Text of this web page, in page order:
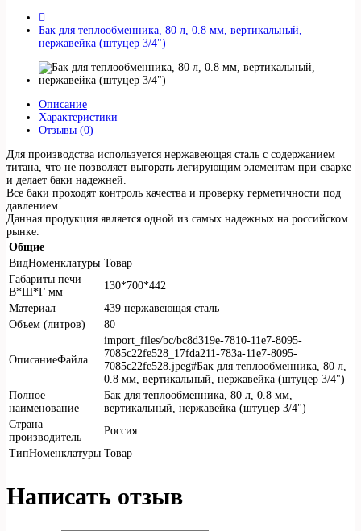
Бак для теплообменника, 80 л, 0.8 мм, вертикальный,
нержавейка (штуцер 3/4")
Описание
Характеристики
Отзывы (0)
Для производства используется нержавеющая сталь с содержанием
титана, что не позволяет выгорать легирующим элементам при сварке
и делает баки надежней.
Все баки проходят контроль качества и проверку герметичности под
давлением.
Данная продукция является одной из самых надежных на российском
рынке.
Общие
ВидНоменклатуры Товар
Габариты печи
В*Ш*Г мм
130*700*442
Материал
439 нержавеющая сталь
Объем (литров)
80
ОписаниеФайла
import_files/bc/bc8d319e-7810-11e7-8095-
7085c22fe528_17fda211-783a-11e7-8095-
7085c22fe528.jpeg#Бак для теплообменника, 80 л,
0.8 мм, вертикальный, нержавейка (штуцер 3/4")
Полное
наименование
Бак для теплообменника, 80 л, 0.8 мм,
вертикальный, нержавейка (штуцер 3/4")
Страна
производитель
Россия
ТипНоменклатуры Товар
Написать отзыв